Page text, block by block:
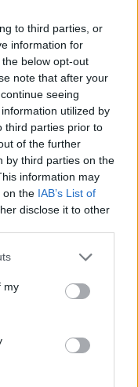
to third parties, or
information for
below opt-out
note that after your
seeing
utilized by
third parties prior to
of the further
by third parties on the
information may
on the IAB’s List of
disclose it to other
my